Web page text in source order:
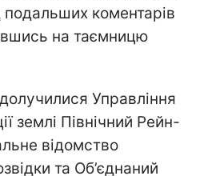
подальших коментарів
на таємницю
Управління
землі Північний Рейн-
відомство
та Об’єднаний